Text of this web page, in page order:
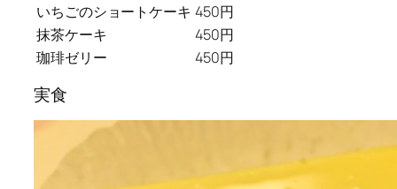
いちごのショートケーキ 450円
抹茶ケーキ
450円
珈琲ゼリー
450円
実食